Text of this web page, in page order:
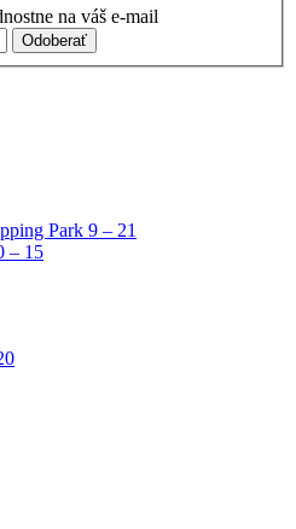
na váš e-mail
Odoberať
Park 9 – 21
– 15